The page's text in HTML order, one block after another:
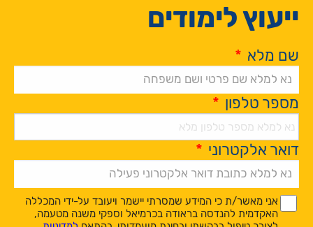
ייעוץ לימודים
שם מלא *
מספר טלפון *
דואר אלקטרוני *
*
*
אני מאשר/ת כי המידע שמסרתי יישמר ויעובד על-ידי המכללה
האקדמית להנדסה בראודה בכרמיאל וספקי משנה מטעמה,
Alternative: